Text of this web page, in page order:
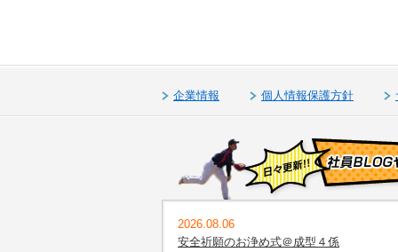
企業情報 個人情報保護方針
2026.08.06
安全祈願のお浄め式＠成型４係